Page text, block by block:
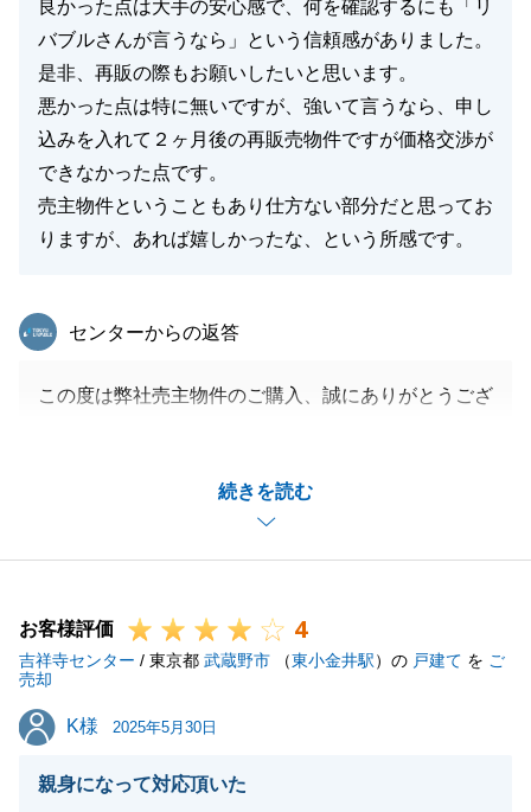
良かった点は大手の安心感で、何を確認するにも「リ
バブルさんが言うなら」という信頼感がありました。
是非、再販の際もお願いしたいと思います。
悪かった点は特に無いですが、強いて言うなら、申し
込みを入れて２ヶ月後の再販売物件ですが価格交渉が
できなかった点です。
売主物件ということもあり仕方ない部分だと思ってお
りますが、あれば嬉しかったな、という所感です。
続きを読む
東急リバブル
センターからの返答
この度は弊社売主物件のご購入、誠にありがとうござ
う事もありご希望にお応えできず申し訳ありません。
お話しにありましたお住み替えの際も、是非弊社にお
声掛け下さい。
お客様評価 4
吉祥寺センター / 東京都 武蔵野市 （東小金井駅）の 戸建て を ご
売却
K様
K様 2025年5月30日
親身になって対応頂いた